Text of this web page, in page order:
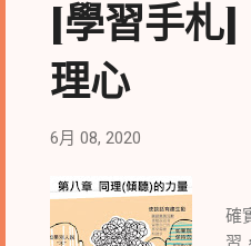
[學習手札]
理心
6月 08, 2020
確